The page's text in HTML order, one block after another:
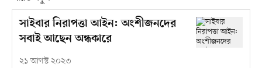
সাইবার নিরাপত্তা আইন: অংশীজনদের
সবাই আছেন অন্ধকারে
২১ আগস্ট ২০২৩